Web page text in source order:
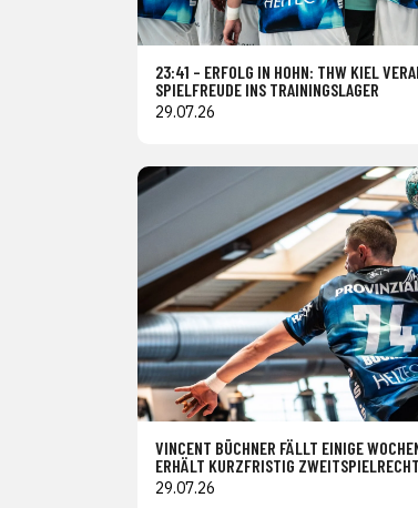
23:41 – ERFOLG IN HOHN: THW KIEL
SPIELFREUDE INS TRAININGSLAGER
29.07.26
VINCENT BÜCHNER FÄLLT EINIGE
ERHÄLT KURZFRISTIG ZWEITSPIELRECHT
29.07.26